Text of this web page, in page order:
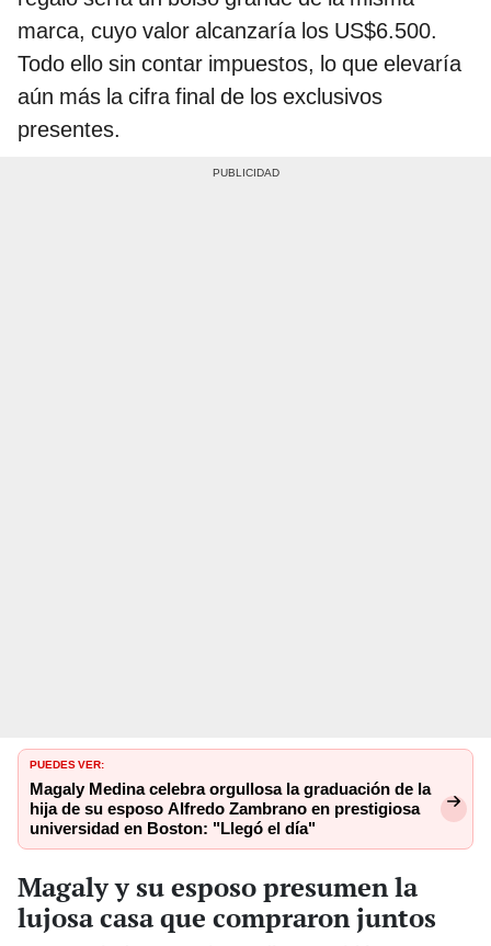
marca, cuyo valor alcanzaría los US$6.500.
Todo ello sin contar impuestos, lo que elevaría
aún más la cifra final de los exclusivos
presentes.
PUEDES VER:
Magaly Medina celebra orgullosa la graduación de la
hija de su esposo Alfredo Zambrano en prestigiosa
universidad en Boston: "Llegó el día"
Magaly y su esposo presumen la
lujosa casa que compraron juntos